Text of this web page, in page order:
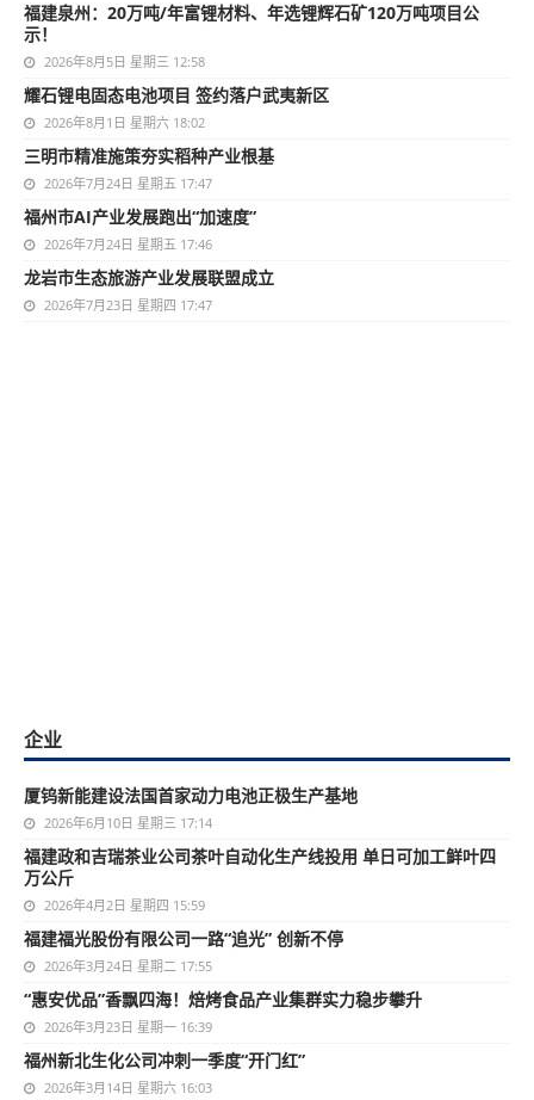
福建泉州：20万吨/年富锂材料、年选锂辉石矿120万吨项目公
示！
2026年8月5日 星期三 12:58
耀石锂电固态电池项目 签约落户武夷新区
2026年8月1日 星期六 18:02
三明市精准施策夯实稻种产业根基
2026年7月24日 星期五 17:47
福州市AI产业发展跑出“加速度”
2026年7月24日 星期五 17:46
龙岩市生态旅游产业发展联盟成立
2026年7月23日 星期四 17:47
企业
厦钨新能建设法国首家动力电池正极生产基地
2026年6月10日 星期三 17:14
福建政和吉瑞茶业公司茶叶自动化生产线投用 单日可加工鲜叶四
万公斤
2026年4月2日 星期四 15:59
福建福光股份有限公司一路“追光” 创新不停
2026年3月24日 星期二 17:55
“惠安优品”香飘四海！焙烤食品产业集群实力稳步攀升
2026年3月23日 星期一 16:39
福州新北生化公司冲刺一季度“开门红”
2026年3月14日 星期六 16:03